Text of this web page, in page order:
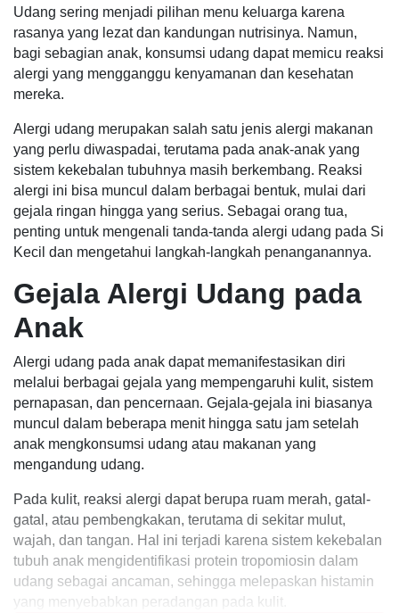
Udang sering menjadi pilihan menu keluarga karena
rasanya yang lezat dan kandungan nutrisinya. Namun,
bagi sebagian anak, konsumsi udang dapat memicu reaksi
alergi yang mengganggu kenyamanan dan kesehatan
mereka.
Alergi udang merupakan salah satu jenis alergi makanan
yang perlu diwaspadai, terutama pada anak-anak yang
sistem kekebalan tubuhnya masih berkembang. Reaksi
alergi ini bisa muncul dalam berbagai bentuk, mulai dari
gejala ringan hingga yang serius. Sebagai orang tua,
penting untuk mengenali tanda-tanda alergi udang pada Si
Kecil dan mengetahui langkah-langkah penanganannya.
Gejala Alergi Udang pada
Anak
Alergi udang pada anak dapat memanifestasikan diri
melalui berbagai gejala yang mempengaruhi kulit, sistem
pernapasan, dan pencernaan. Gejala-gejala ini biasanya
muncul dalam beberapa menit hingga satu jam setelah
anak mengkonsumsi udang atau makanan yang
mengandung udang.
Pada kulit, reaksi alergi dapat berupa ruam merah, gatal-
gatal, atau pembengkakan, terutama di sekitar mulut,
wajah, dan tangan. Hal ini terjadi karena sistem kekebalan
tubuh anak mengidentifikasi protein tropomiosin dalam
udang sebagai ancaman, sehingga melepaskan histamin
yang menyebabkan peradangan pada kulit.